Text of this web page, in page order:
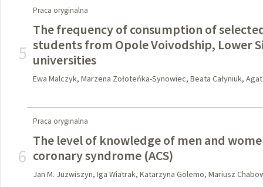
5
Praca oryginalna
The frequency of consumption of
students from Opole Voivodship, Lower
universities
Ewa Malczyk, Marzena Zołoteńka-Synowiec, Beata Całyniuk,
6
Praca oryginalna
The level of knowledge of men and
coronary syndrome (ACS)
Jan M. Juzwiszyn, Iga Wiatrak, Katarzyna Golemo, Mariusz